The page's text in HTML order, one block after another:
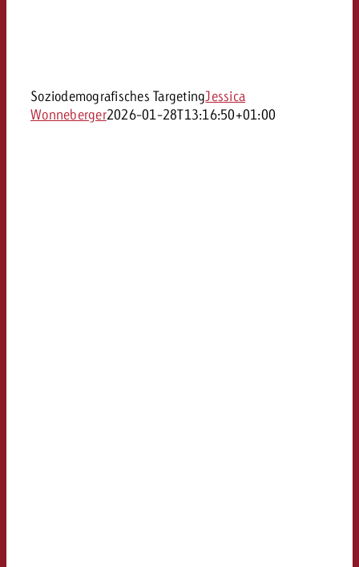
Soziodemografisches TargetingJessica
Wonneberger2026-01-28T13:16:50+01:00